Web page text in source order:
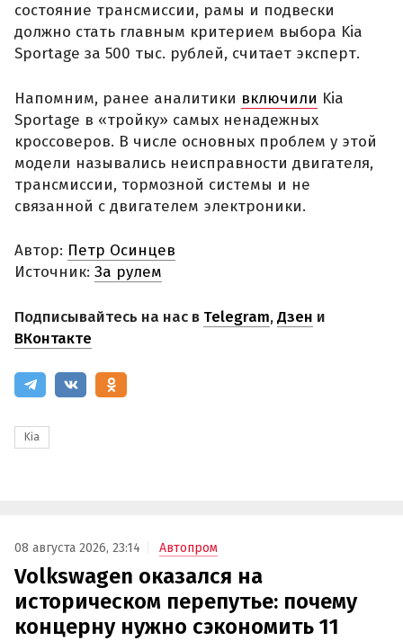
состояние трансмиссии, рамы и подвески
должно стать главным критерием выбора Kia
Sportage за 500 тыс. рублей, считает эксперт.
Напомним, ранее аналитики включили Kia
Sportage в «тройку» самых ненадежных
кроссоверов. В числе основных проблем у этой
модели назывались неисправности двигателя,
трансмиссии, тормозной системы и не
связанной с двигателем электроники.
Автор: Петр Осинцев
Источник: За рулем
Подписывайтесь на нас в Telegram,Дзен и
ВКонтакте
Kia
08 августа 2026, 23:14 Автопром
Volkswagen оказался на
историческом перепутье: почему
концерну нужно сэкономить 11